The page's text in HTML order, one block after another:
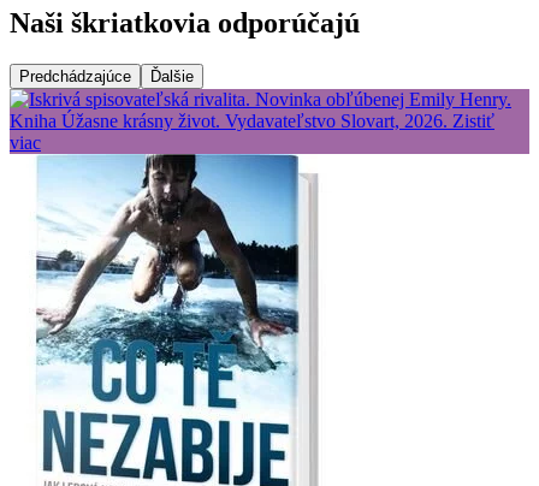
Naši škriatkovia odporúčajú
Predchádzajúce Ďalšie